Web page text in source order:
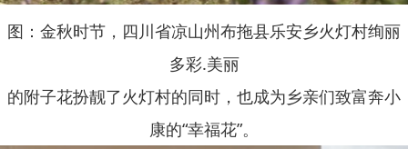
图：金秋时节，四川省凉山州布拖县乐安乡火灯村绚丽
多彩.美丽
的附子花扮靓了火灯村的同时，也成为乡亲们致富奔小
康的“幸福花”。